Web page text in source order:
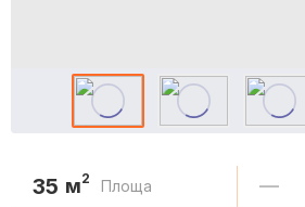
35 м2 Площа —